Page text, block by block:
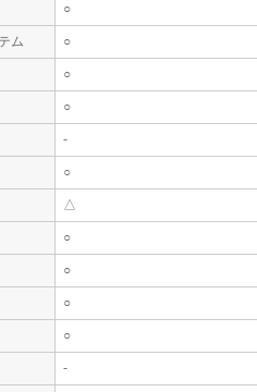
○
ム ○
○
○
-
○
△
○
○
○
○
-